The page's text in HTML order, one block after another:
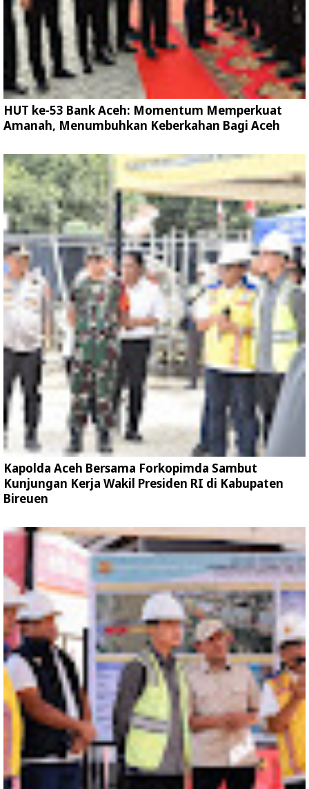
HUT ke-53 Bank Aceh: Momentum Memperkuat
Amanah, Menumbuhkan Keberkahan Bagi Aceh
Kapolda Aceh Bersama Forkopimda Sambut
Kunjungan Kerja Wakil Presiden RI di Kabupaten
Bireuen